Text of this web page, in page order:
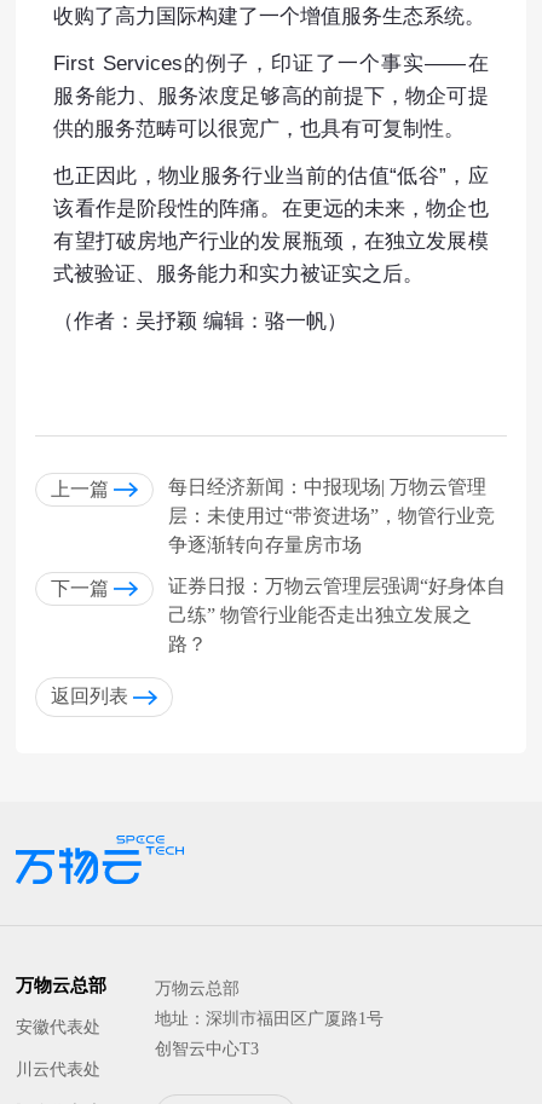
收购了高力国际构建了一个增值服务生态系统。
First Services的例子，印证了一个事实——在
服务能力、服务浓度足够高的前提下，物企可提
供的服务范畴可以很宽广，也具有可复制性。
也正因此，物业服务行业当前的估值“低谷”，应
该看作是阶段性的阵痛。在更远的未来，物企也
有望打破房地产行业的发展瓶颈，在独立发展模
式被验证、服务能力和实力被证实之后。
（作者：吴抒颖 编辑：骆一帆）
上一篇
每日经济新闻：中报现场| 万物云管理
层：未使用过“带资进场”，物管行业竞
争逐渐转向存量房市场
下一篇
证券日报：万物云管理层强调“好身体自
己练” 物管行业能否走出独立发展之
路？
返回列表
万物云总部
安徽代表处
川云代表处
万物云总部
地址：深圳市福田区广厦路1号
创智云中心T3